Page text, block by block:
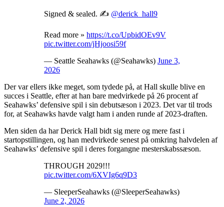
Signed & sealed. ✍️ @derick_hall9
Read more » https://t.co/UpbidOEv9V
pic.twitter.com/jHjoosi59f
— Seattle Seahawks (@Seahawks) June 3,
2026
Der var ellers ikke meget, som tydede på, at Hall skulle blive en
succes i Seattle, efter at han bare medvirkede på 26 procent af
Seahawks’ defensive spil i sin debutsæson i 2023. Det var til trods
for, at Seahawks havde valgt ham i anden runde af 2023-draften.
Men siden da har Derick Hall bidt sig mere og mere fast i
startopstillingen, og han medvirkede senest på omkring halvdelen af
Seahawks’ defensive spil i deres forgangne mesterskabssæson.
THROUGH 2029!!!
pic.twitter.com/6XVIg6q9D3
— SleeperSeahawks (@SleeperSeahawks)
June 2, 2026